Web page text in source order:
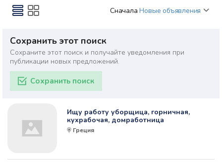
Сначала Новые объявления
Сохранить этот поиск
Сохраните этот поиск и получайте уведомления при
публикации новых предложений.
Сохранить поиск
Ищу работу уборщица, горничная,
кухрабочая, домработница
Греция